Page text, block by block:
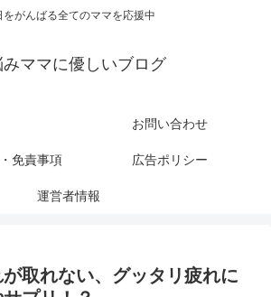
をがんばる全てのママを応援中
みママに優しいブログ
お問い合わせ
免責事項 広告ポリシー
運営者情報
取れない、グッタリ疲れに